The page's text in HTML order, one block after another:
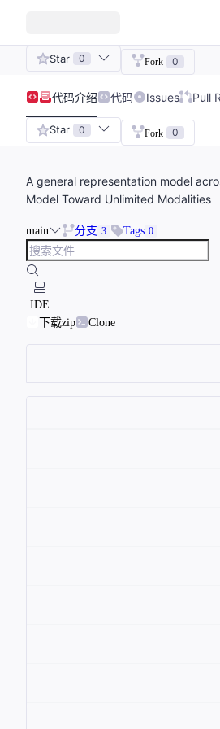
Star 0 Fork 0
代码介绍 代码 Issues Pull
Star 0 Fork 0
A general representation model
Model Toward Unlimited Modalities
main 分支 3 Tags 0
IDE
下载zip
Clone